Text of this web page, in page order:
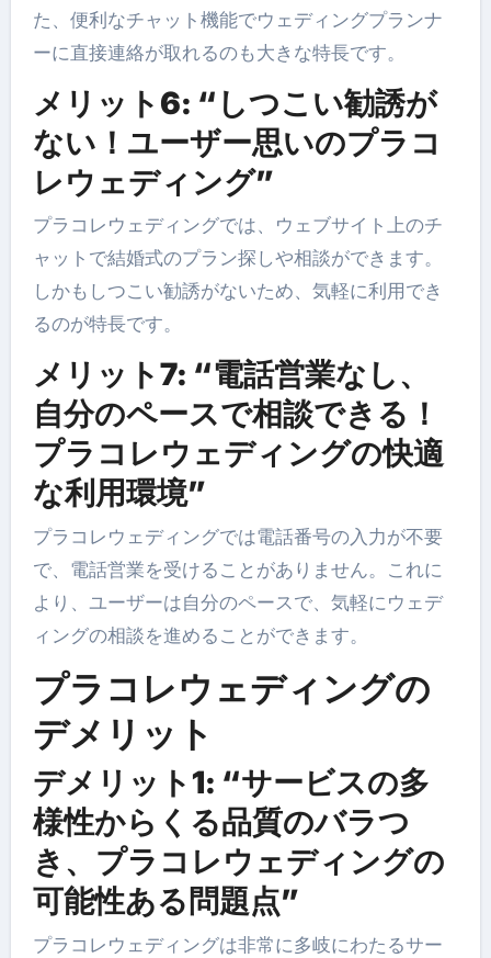
た、便利なチャット機能でウェディングプランナ
ーに直接連絡が取れるのも大きな特長です。
メリット6: “しつこい勧誘が
ない！ユーザー思いのプラコ
レウェディング”
プラコレウェディングでは、ウェブサイト上のチ
ャットで結婚式のプラン探しや相談ができます。
しかもしつこい勧誘がないため、気軽に利用でき
るのが特長です。
メリット7: “電話営業なし、
自分のペースで相談できる！
プラコレウェディングの快適
な利用環境”
プラコレウェディングでは電話番号の入力が不要
で、電話営業を受けることがありません。これに
より、ユーザーは自分のペースで、気軽にウェデ
ィングの相談を進めることができます。
プラコレウェディングの
デメリット
デメリット1: “サービスの多
様性からくる品質のバラつ
き、プラコレウェディングの
可能性ある問題点”
プラコレウェディングは非常に多岐にわたるサー